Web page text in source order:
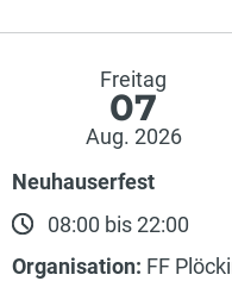
Freitag
07
Aug. 2026
Neuhauserfest
08:00 bis 22:00
Organisation: FF